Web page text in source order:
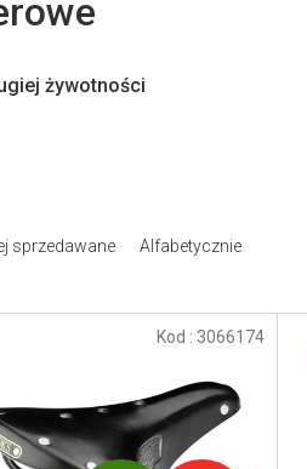
żywotności
sprzedawane Alfabetycznie
Kod : 3066174